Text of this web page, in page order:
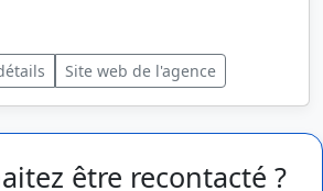
Site web de l'agence
être recontacté ?